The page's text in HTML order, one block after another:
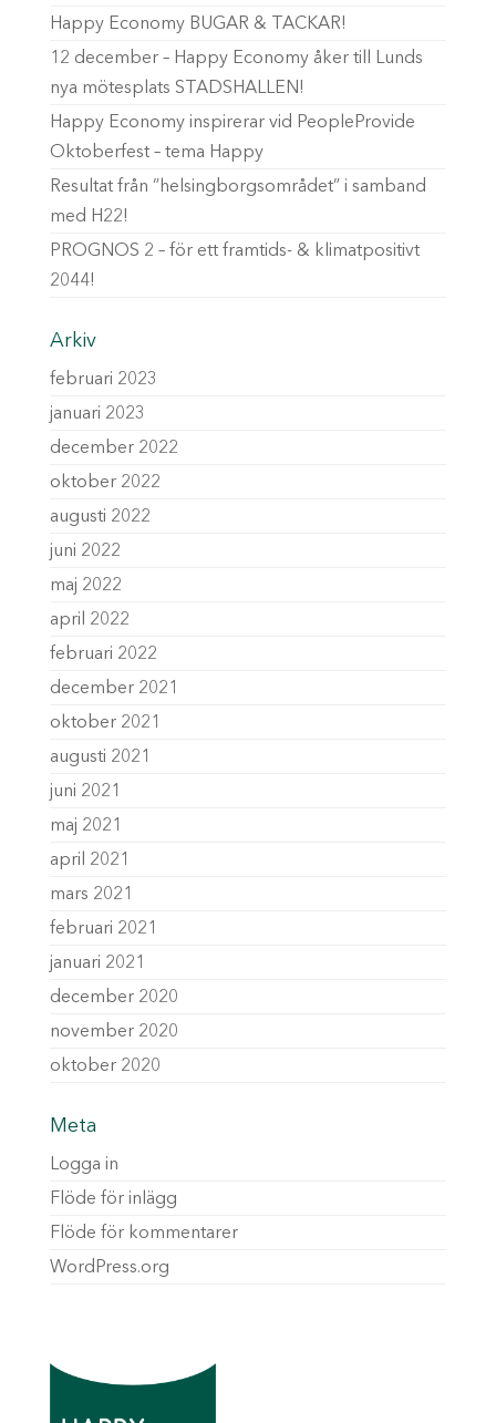
Happy Economy BUGAR & TACKAR!
12 december – Happy Economy åker till Lunds
nya mötesplats STADSHALLEN!
Happy Economy inspirerar vid PeopleProvide
Oktoberfest – tema Happy
Resultat från ”helsingborgsområdet” i samband
med H22!
PROGNOS 2 – för ett framtids- & klimatpositivt
2044!
Arkiv
februari 2023
januari 2023
december 2022
oktober 2022
augusti 2022
juni 2022
maj 2022
april 2022
februari 2022
december 2021
oktober 2021
augusti 2021
juni 2021
maj 2021
april 2021
mars 2021
februari 2021
januari 2021
december 2020
november 2020
oktober 2020
Meta
Logga in
Flöde för inlägg
Flöde för kommentarer
WordPress.org